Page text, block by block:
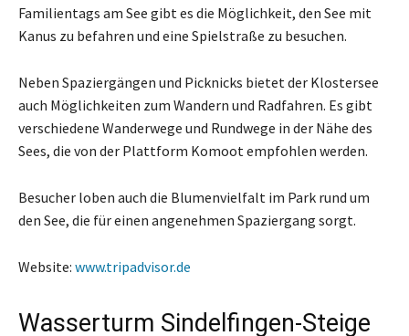
Familientags am See gibt es die Möglichkeit, den See mit
Kanus zu befahren und eine Spielstraße zu besuchen.
Neben Spaziergängen und Picknicks bietet der Klostersee
auch Möglichkeiten zum Wandern und Radfahren. Es gibt
verschiedene Wanderwege und Rundwege in der Nähe des
Sees, die von der Plattform Komoot empfohlen werden.
Besucher loben auch die Blumenvielfalt im Park rund um
den See, die für einen angenehmen Spaziergang sorgt.
Website: www.tripadvisor.de
Wasserturm Sindelfingen-Steige